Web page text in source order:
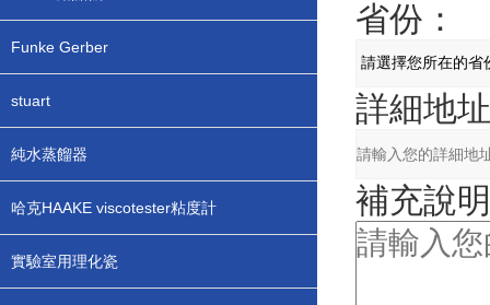
Funke Gerber
stuart
純水蒸餾器
哈克HAAKE viscotester粘度計
實驗室用理化瓷
省份：
詳細地
補充說